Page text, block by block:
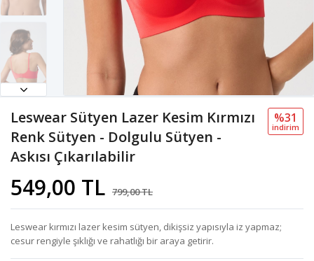
Leswear Sütyen Lazer Kesim Kırmızı
Renk Sütyen - Dolgulu Sütyen -
Askısı Çıkarılabilir
549,00 TL 799,00 TL
%31
i̇ndi̇ri̇m
Leswear kırmızı lazer kesim sütyen, dikişsiz yapısıyla iz yapmaz;
cesur rengiyle şıklığı ve rahatlığı bir araya getirir.